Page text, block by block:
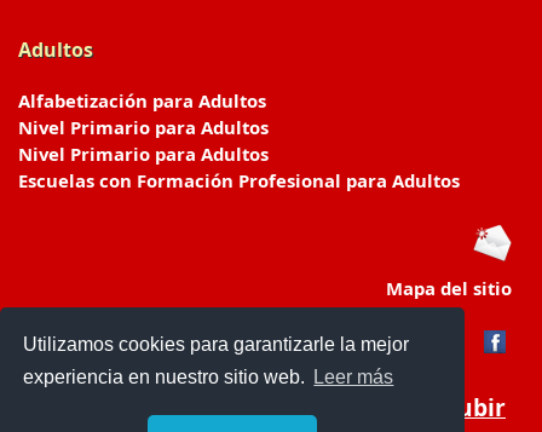
Utilizamos cookies para garantizarle la mejor
experiencia en nuestro sitio web.
Leer más
Adultos
Alfabetización para Adultos
Nivel Primario para Adultos
Nivel Primario para Adultos
Escuelas con Formación Profesional para Adultos
Mapa del sitio
Subir